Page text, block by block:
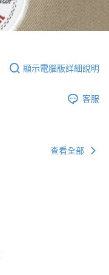
顯示電腦版詳細說明
客服
查看全部